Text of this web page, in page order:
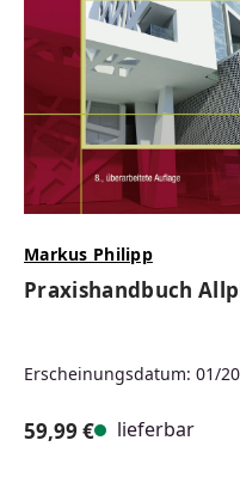
Markus Philipp
Praxishandbuch
Erscheinungsdatum: 01/
59,99 € lieferbar